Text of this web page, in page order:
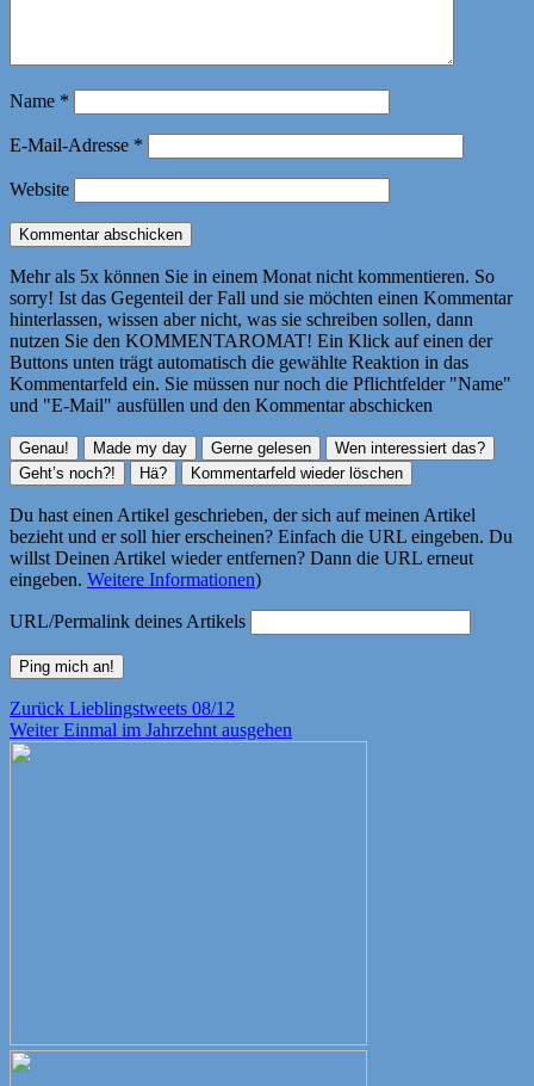
Name *
E-Mail-Adresse *
Website
Mehr als 5x können Sie in einem Monat nicht kommentieren. So
sorry! Ist das Gegenteil der Fall und sie möchten einen Kommentar
hinterlassen, wissen aber nicht, was sie schreiben sollen, dann
nutzen Sie den KOMMENTAROMAT! Ein Klick auf einen der
Buttons unten trägt automatisch die gewählte Reaktion in das
Kommentarfeld ein. Sie müssen nur noch die Pflichtfelder "Name"
und "E-Mail" ausfüllen und den Kommentar abschicken
Du hast einen Artikel geschrieben, der sich auf meinen Artikel
bezieht und er soll hier erscheinen? Einfach die URL eingeben. Du
willst Deinen Artikel wieder entfernen? Dann die URL erneut
eingeben. Weitere Informationen)
URL/Permalink deines Artikels
Beitragsnavigation
Zurück Vorheriger
Beitrag:
Lieblingstweets 08/12
Weiter Nächster
Einmal im Jahrzehnt ausgehen